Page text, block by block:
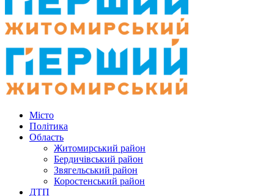
Місто
Політика
Область
Житомирський район
Бердичівський район
Звягельський район
Коростенський район
ДТП